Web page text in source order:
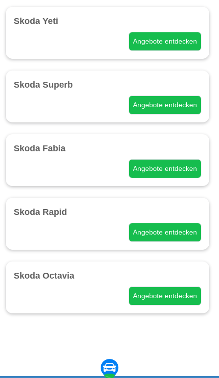
Skoda Yeti
Angebote entdecken
Skoda Superb
Angebote entdecken
Skoda Fabia
Angebote entdecken
Skoda Rapid
Angebote entdecken
Skoda Octavia
Angebote entdecken